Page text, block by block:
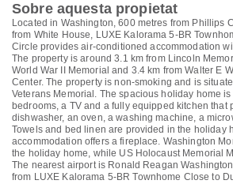
Sobre aquesta propietat
Located in Washington, 600 metres from Phillips
from White House, LUXE Kalorama 5-BR
Circle provides air-conditioned accommodation
The property is around 3.1 km from Lincoln
World War II Memorial and 3.4 km from Walter E
Center. The property is non-smoking and is
Veterans Memorial. The spacious holiday home
bedrooms, a TV and a fully equipped kitchen that
dishwasher, an oven, a washing machine, a
Towels and bed linen are provided in the holiday
accommodation offers a fireplace. Washington
the holiday home, while US Holocaust Memorial
The nearest airport is Ronald Reagan
from LUXE Kalorama 5-BR Townhome Close to